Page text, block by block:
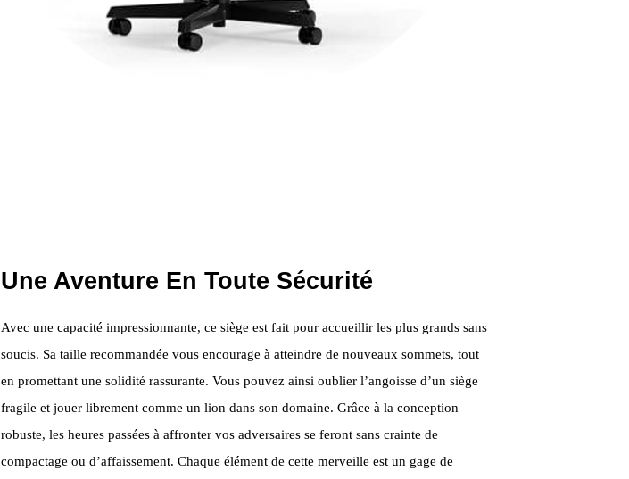
Une Aventure En Toute Sécurité
Avec une capacité impressionnante, ce siège est fait pour accueillir les plus grands sans
soucis. Sa taille recommandée vous encourage à atteindre de nouveaux sommets, tout
en promettant une solidité rassurante. Vous pouvez ainsi oublier l’angoisse d’un siège
fragile et jouer librement comme un lion dans son domaine. Grâce à la conception
robuste, les heures passées à affronter vos adversaires se feront sans crainte de
compactage ou d’affaissement. Chaque élément de cette merveille est un gage de